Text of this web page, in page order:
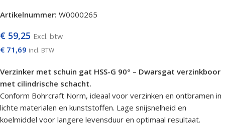
Artikelnummer: W0000265
€ 59,25 Excl. btw
€ 71,69 incl. BTW
Verzinker met schuin gat HSS-G 90° – Dwarsgat verzinkboor
met cilindrische schacht.
Conform Bohrcraft Norm, ideaal voor verzinken en ontbramen in
lichte materialen en kunststoffen. Lage snijsnelheid en
koelmiddel voor langere levensduur en optimaal resultaat.